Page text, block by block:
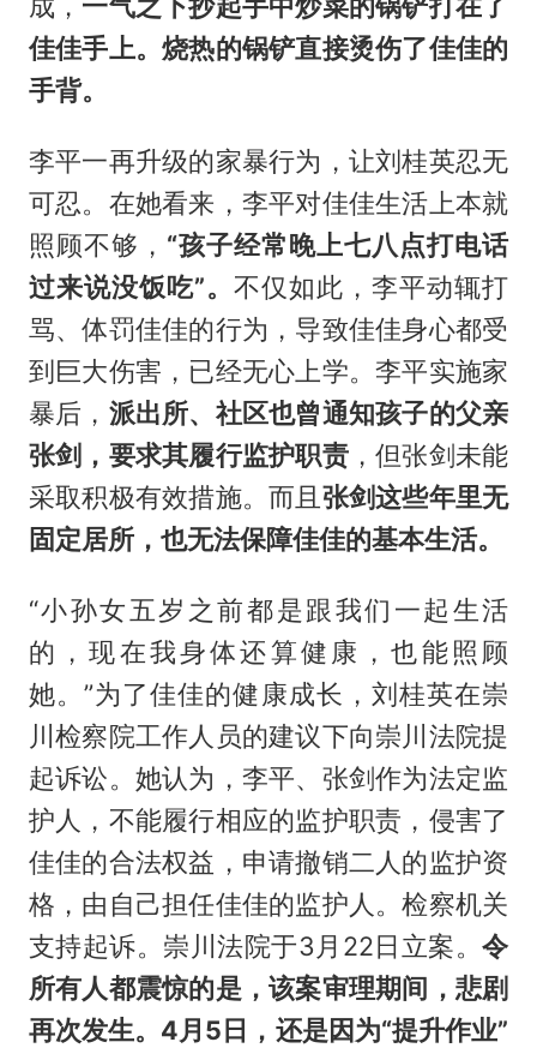
佳佳手上。烧热的锅铲直接烫伤了佳佳的
手背。
李平一再升级的家暴行为，让刘桂英忍无
可忍。在她看来，李平对佳佳生活上本就
照顾不够， “孩子经常晚上七八点打电话
过来说没饭吃”。 不仅如此，李平动辄打
骂、体罚佳佳的行为，导致佳佳身心都受
到巨大伤害，已经无心上学。李平实施家
暴后， 派出所、社区也曾通知孩子的父亲
张剑，要求其履行监护职责，但张剑未能
采取积极有效措施。而且 张剑这些年里无
固定居所，也无法保障佳佳的基本生活。
“小孙女五岁之前都是跟我们一起生活
的，现在我身体还算健康，也能照顾
她。”为了佳佳的健康成长，刘桂英在崇
川检察院工作人员的建议下向崇川法院提
起诉讼。她认为，李平、张剑作为法定监
护人，不能履行相应的监护职责，侵害了
佳佳的合法权益，申请撤销二人的监护资
格，由自己担任佳佳的监护人。检察机关
支持起诉。崇川法院于3月22日立案。令
所有人都震惊的是，该案审理期间，悲剧
再次发生。4月5日，还是因为“提升作业”